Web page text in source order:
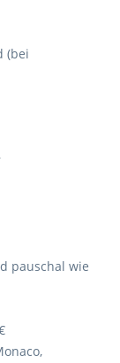
(bei
pauschal wie